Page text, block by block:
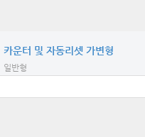
카운터 및 자동리셋 가변형
일반형